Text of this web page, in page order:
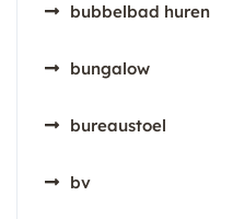
bubbelbad huren
bungalow
bureaustoel
bv